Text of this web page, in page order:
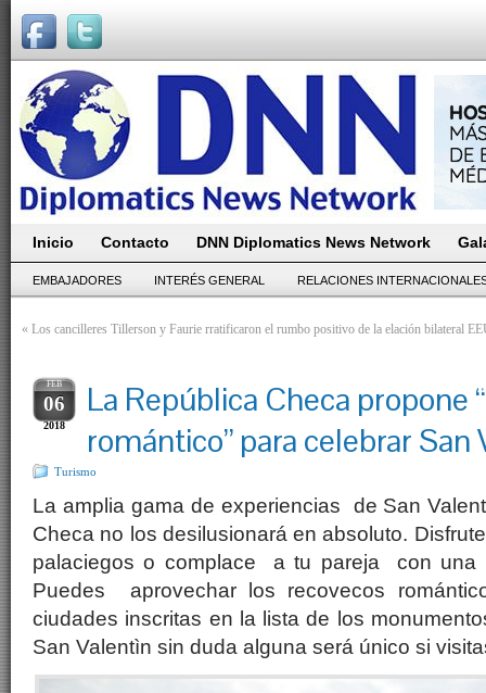
Inicio Contacto DNN Diplomatics News Network
EMBAJADORES INTERÉS GENERAL RELACIONES
« Los cancilleres Tillerson y Faurie rratificaron el rumbo positivo de la elación bilateral
FEB
06
2018
La República Checa propone
romántico” para celebrar San
Turismo
La amplia gama de experiencias de San
Checa no los desilusionará en absoluto.
palaciegos o complace a tu pareja con una
Puedes aprovechar los recovecos
ciudades inscritas en la lista de los
San Valentìn sin duda alguna será único si